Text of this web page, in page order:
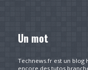
Un mot
Technews.fr est un blog
encore des tutos